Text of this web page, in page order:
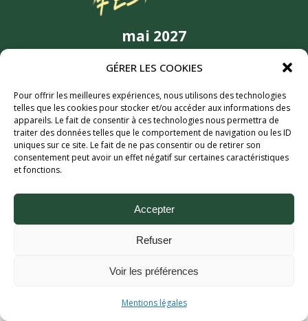
GÉRER LES COOKIES
Pour offrir les meilleures expériences, nous utilisons des technologies
telles que les cookies pour stocker et/ou accéder aux informations des
appareils. Le fait de consentir à ces technologies nous permettra de
traiter des données telles que le comportement de navigation ou les ID
uniques sur ce site. Le fait de ne pas consentir ou de retirer son
consentement peut avoir un effet négatif sur certaines caractéristiques
et fonctions.
Accepter
Refuser
Voir les préférences
Mentions légales
mai 2027
6MIC, Aix-en-Provence
Aix Bière Festival (c) 2026 - Tous droits réservés.